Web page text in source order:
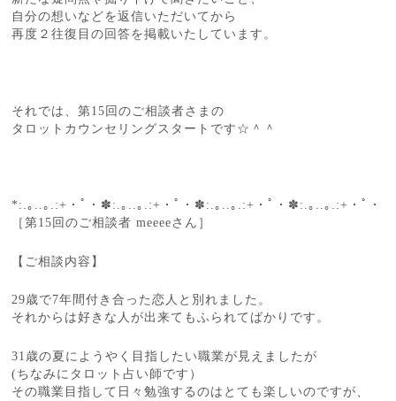
自分の想いなどを返信いただいてから
再度２往復目の回答を掲載いたしています。
それでは、第15回のご相談者さまの
タロットカウンセリングスタートです☆＾＾
*:.｡..｡.:+・ﾟ・✽:.｡..｡.:+・ﾟ・✽:.｡..｡.:+・ﾟ・✽:.｡..｡.:+・ﾟ・
［第15回のご相談者 meeeeさん］
【ご相談内容】
29歳で7年間付き合った恋人と別れました。
それからは好きな人が出来てもふられてばかりです。
31歳の夏にようやく目指したい職業が見えましたが
(ちなみにタロット占い師です）
その職業目指して日々勉強するのはとても楽しいのですが、